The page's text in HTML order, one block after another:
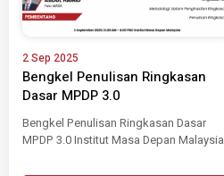
2 Sep 2025
Bengkel Penulisan Ringkasan
Dasar MPDP 3.0
Bengkel Penulisan Ringkasan Dasar
MPDP 3.0 Institut Masa Depan Malaysia